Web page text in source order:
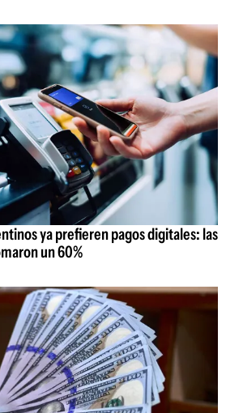
ya prefieren pagos digitales: las
un 60%